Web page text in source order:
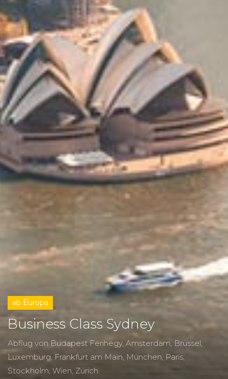
ab Europa
Business Class Sydney
Abflug von Budapest Ferihegy, Amsterdam, Brüssel,
Luxemburg, Frankfurt am Main, München, Paris,
Stockholm, Wien, Zürich.